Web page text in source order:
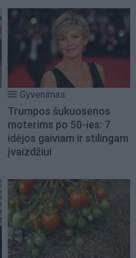
Gyvenimas
Trumpos šukuosenos
moterims po 50-ies: 7
idėjos gaiviam ir stilingam
įvaizdžiui